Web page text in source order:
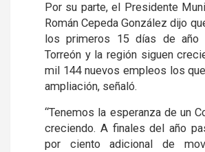
Por su parte, el Presidente
Román Cepeda González dijo
los primeros 15 días de año
Torreón y la región siguen
mil 144 nuevos empleos los
ampliación, señaló.
“Tenemos la esperanza de un
creciendo. A finales del año
por ciento adicional de